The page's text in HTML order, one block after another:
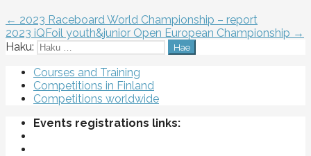
← 2023 Raceboard World Championship – report
2023 iQFoil youth&junior Open European Championship →
Haku:
Courses and Training
Competitions in Finland
Competitions worldwide
Events registrations links: